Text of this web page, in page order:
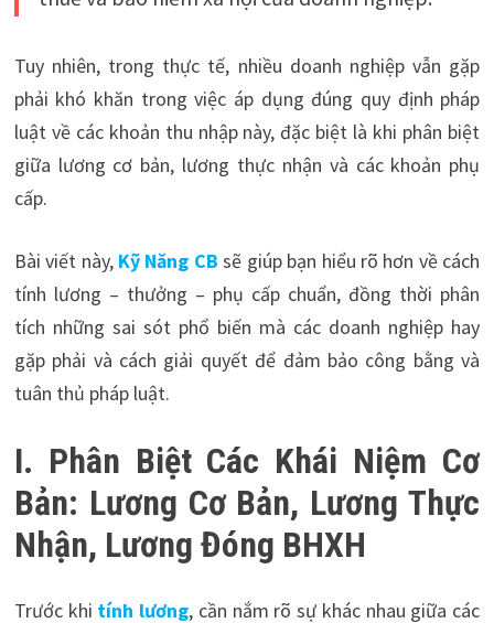
Tuy nhiên, trong thực tế, nhiều doanh nghiệp vẫn gặp
phải khó khăn trong việc áp dụng đúng quy định pháp
luật về các khoản thu nhập này, đặc biệt là khi phân biệt
giữa lương cơ bản, lương thực nhận và các khoản phụ
cấp.
Bài viết này, Kỹ Năng CB sẽ giúp bạn hiểu rõ hơn về cách
tính lương – thưởng – phụ cấp chuẩn, đồng thời phân
tích những sai sót phổ biến mà các doanh nghiệp hay
gặp phải và cách giải quyết để đảm bảo công bằng và
tuân thủ pháp luật.
I. Phân Biệt Các Khái Niệm Cơ
Bản: Lương Cơ Bản, Lương Thực
Nhận, Lương Đóng BHXH
Trước khi tính lương, cần nắm rõ sự khác nhau giữa các